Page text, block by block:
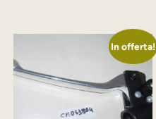
In offerta!